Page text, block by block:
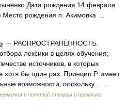
Дата рождения 14 февраля
Место рождения п. Акимовка …
— РАСПРОСТРАНЁННОСТЬ.
лексики в целях обучения;
источников, в которых
хотя бы один раз. Принцип Р. имеет
возможности, поскольку… …
и понятий (теория и практика